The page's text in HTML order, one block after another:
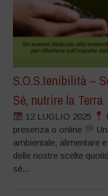
S.O.S.tenibilità –
Sé, nutrire la Terra
12 LUGLIO 2025
presenza o online
ambientale, alimentare
delle nostre scelte
sé...